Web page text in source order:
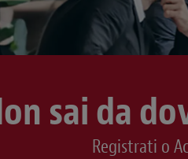
sai da
Registrati o